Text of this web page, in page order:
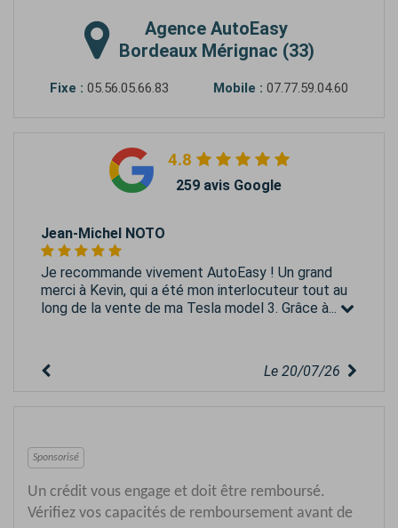
Agence AutoEasy
Bordeaux Mérignac (33)
Fixe : 05.56.05.66.83 Mobile : 07.77.59.04.60
4.8
259 avis Google
Jean-Michel NOTO
Je recommande vivement AutoEasy ! Un grand
merci à Kevin, qui a été mon interlocuteur tout au
long de la vente de ma Tesla model 3. Grâce à...
Le 20/07/26